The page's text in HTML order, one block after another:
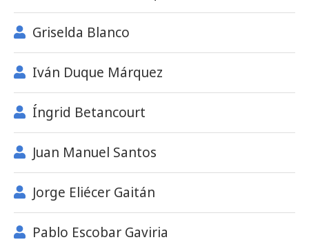
Griselda Blanco
Iván Duque Márquez
Íngrid Betancourt
Juan Manuel Santos
Jorge Eliécer Gaitán
Pablo Escobar Gaviria